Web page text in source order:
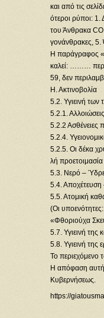
και από τις
ότεροι ρύποι: 1.
του Άνθρακα
γονάνθρακες, 5.
Η παράγραφος
καλεί: ………
59, δεν
Η. Ακτινοβολία
5.2. Υγιεινή των
5.2.1.
5.2.2 Ασθένειες
5.2.4.
5.2.5. Οι δέκα
λή
5.3. Νερό –
5.4.
5.5. Ατομική
(Οι
«Φθοριούχα
5.7. Υγιεινή της
5.8. Υγιεινή της
Το περιεχόμενο
Η απόφαση αυτή
Κυβερνήσεως.
https://